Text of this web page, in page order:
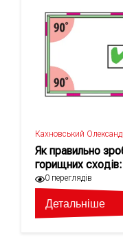
Кахновський
Як правильно
горищних
0 переглядів
Детальніше